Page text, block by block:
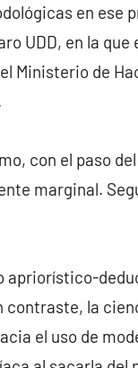
en ese
UDD, en la que
Ministerio de
con el paso
marginal.
apriorístico-
contraste, la
el uso de